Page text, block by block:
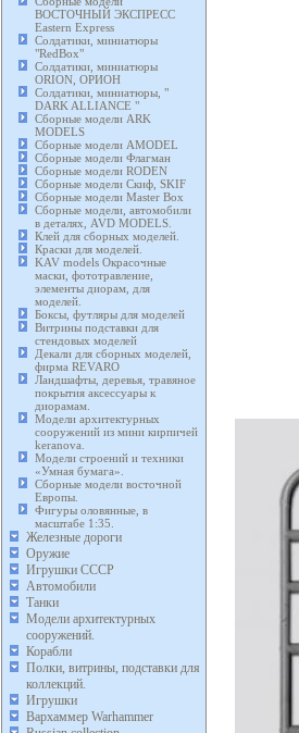
ВОСТОЧНЫЙ ЭКСПРЕСС
Eastern Express
Солдатики, миниатюры
"RedBox"
Солдатики, миниатюры
ORION, ОРИОН
Солдатики, миниатюры, "
DARK ALLIANCE "
Сборные модели ARK
MODELS
Сборные модели AMODEL
Сборные модели Флагман
Сборные модели RODEN
Сборные модели Скиф, SKIF
Сборные модели Master Box
Сборные модели, автомобили
в деталях, AVD MODELS.
Клей для сборных моделей.
Краски для моделей.
KAV models Окрасочные
маски, фототравление,
элементы диорам, для
моделей.
Боксы, футляры для моделей
Витрины подставки для
стендовых моделей
Декали для сборных моделей,
фирма REVARO
Ландшафты, деревья, травяное
покрытия аксессуары к
диорамам.
Модели архитектурных
сооружений из мини кирпичей
keranova.
Модели строений и техники
«Умная бумага».
Сборные модели восточной
Европы.
Фигуры оловянные, в
масштабе 1:35.
Железные дороги
Оружие
Игрушки СССР
Автомобили
Танки
Модели архитектурных
сооружений.
Корабли
Полки, витрины, подставки для
коллекций.
Игрушки
Вархаммер Warhammer